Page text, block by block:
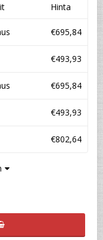
Hinta
€695,84
€493,93
€695,84
€493,93
€802,64